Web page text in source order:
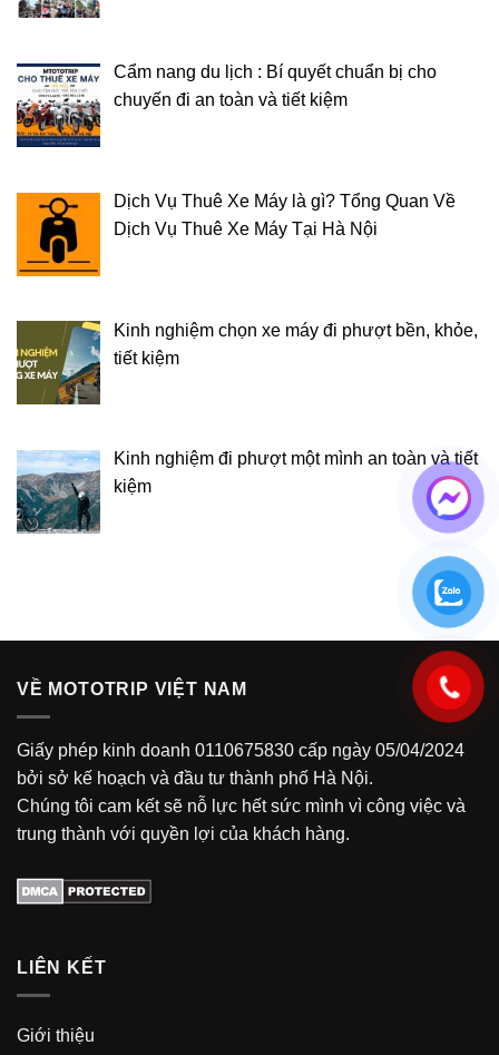
Cẩm nang du lịch : Bí quyết chuẩn bị cho
chuyến đi an toàn và tiết kiệm
Dịch Vụ Thuê Xe Máy là gì? Tổng Quan Về
Dịch Vụ Thuê Xe Máy Tại Hà Nội
Kinh nghiệm chọn xe máy đi phượt bền, khỏe,
tiết kiệm
Kinh nghiệm đi phượt một mình an toàn và tiết
kiệm
VỀ MOTOTRIP VIỆT NAM
Giấy phép kinh doanh 0110675830 cấp ngày 05/04/2024
bởi sở kế hoạch và đầu tư thành phố Hà Nội.
Chúng tôi cam kết sẽ nỗ lực hết sức mình vì công việc và
trung thành với quyền lợi của khách hàng.
LIÊN KẾT
Giới thiệu